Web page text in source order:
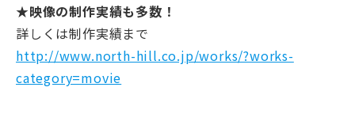
★映像の制作実績も多数！
詳しくは制作実績まで
http://www.north-hill.co.jp/works/?works-
category=movie